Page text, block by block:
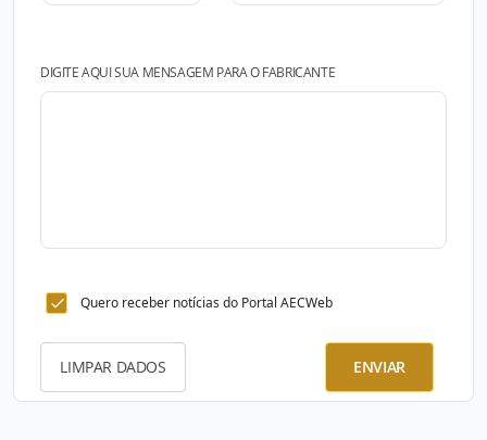
DIGITE AQUI SUA MENSAGEM PARA O FABRICANTE
Quero receber notícias do Portal AECWeb
LIMPAR DADOS ENVIAR